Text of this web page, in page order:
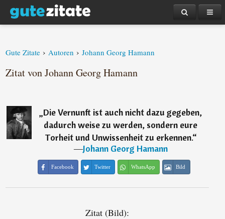
Gute Zitate › Autoren › Johann Georg Hamann
Zitat von Johann Georg Hamann
„Die Vernunft ist auch nicht dazu gegeben,
dadurch weise zu werden, sondern eure
Torheit und Unwissenheit zu erkennen.“
―Johann Georg Hamann
Facebook Twitter WhatsApp Bild
Zitat (Bild):